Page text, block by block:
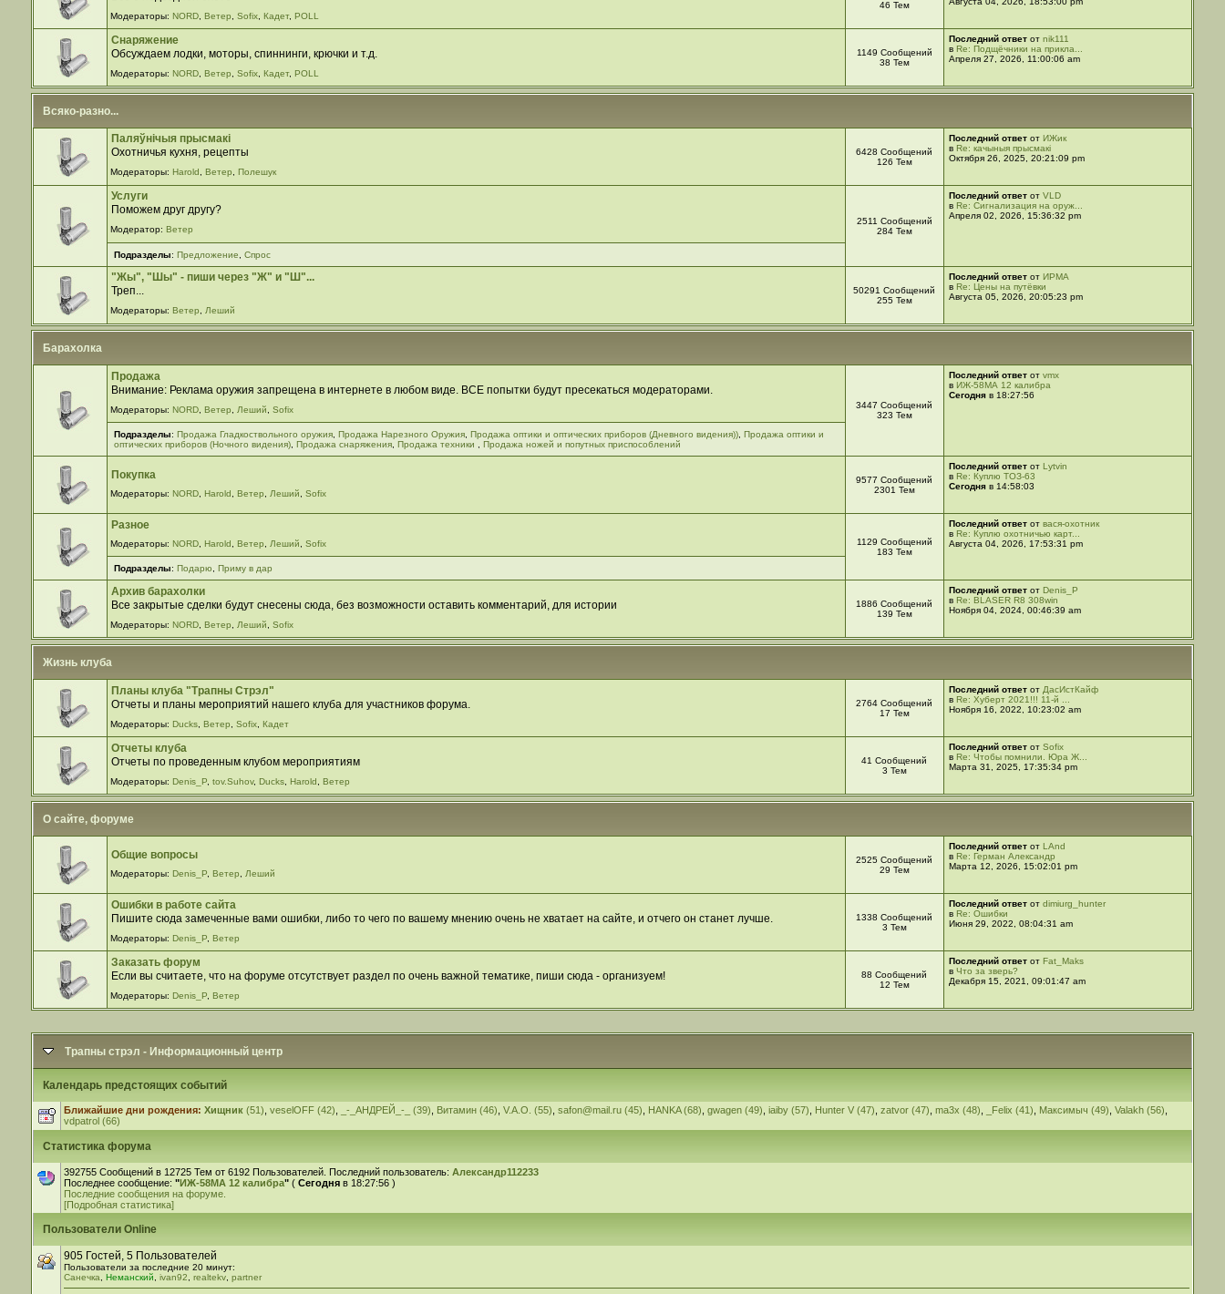
Модераторы:NORD ,Ветер ,Sofix ,Кадет,POLL
46 Тем
Снаряжение
Обсуждаем лодки, моторы, спиннинги, крючки и т.д.
Модераторы:NORD ,Ветер ,Sofix ,Кадет,POLL
1149 Сообщений
38 Тем
Последний ответот nik111
в Re: Подщёчники на прикла...
Апреля 27, 2026, 11:00:06 am
Всяко-разно...
Паляўнiчыя прысмакi
Охотничья кухня, рецепты
Модераторы: Harold , Ветер, Полешук
6428 Сообщений
126 Тем
Последний ответот ИЖик
в Re: качыныя прысмакі
Октября 26, 2025, 20:21:09 pm
Услуги
Поможем друг другу?
Модератор: Ветер
2511 Сообщений
284 Тем
Последний ответот VLD
в Re: Сигнализация на оруж...
Апреля 02, 2026, 15:36:32 pm
Подразделы: Предложение Спрос
"Жы", "Шы" - пиши через "Ж" и "Ш"...
Треп...
Модераторы: Ветер,Леший
50291 Сообщений
255 Тем
Последний ответот ИРМА
в Re: Цены на путёвки
Августа 05, 2026, 20:05:23 pm
Барахолка
Продажа
Внимание: Реклама оружия запрещена в интернете в любом виде. ВСЕ попытки будут пресекаться модераторами.
Модераторы:NORD ,Ветер Леший ,Sofix
3447 Сообщений
323 Тем
Последний ответот vmx
в ИЖ-58МА 12 калибра
Сегодняв 18:27:56
Подразделы: Продажа Гладкоствольного оружия, Продажа Нарезного Оружия, Продажа оптики и оптических приборов (Дневного видения)), Продажа оптики и
оптических приборов (Ночного видения), Продажа снаряжения, Продажа техники , Продажа ножей и попутных приспособлений
Покупка
Модераторы:NORD ,Harold ,Ветер Леший ,Sofix
9577 Сообщений
2301 Тем
Последний ответот Lytvin
в Re: Куплю ТОЗ-63
Сегодняв 14:58:03
Разное
Модераторы:NORD ,Harold ,Ветер Леший ,Sofix
1129 Сообщений
183 Тем
Последний ответот вася-охотник
в Re: Куплю охотничью карт...
Августа 04, 2026, 17:53:31 pm
Подразделы: Подарю, Приму в дар
Архив барахолки
Все закрытые сделки будут снесены сюда, без возможности оставить комментарий, для истории
Модераторы:NORD ,Ветер Леший ,Sofix
1886 Сообщений
139 Тем
Последний ответот Denis_P
в Re: BLASER R8 308win
Ноября 04, 2024, 00:46:39 am
Жизнь клуба
Планы клуба "Трапны Стрэл"
Отчеты и планы мероприятий нашего клуба для участников форума.
Модераторы:Ducks ,Ветер ,Sofix ,Кадет
2764 Сообщений
17 Тем
Последний ответот ДасИстКайф
в Re: Хуберт 2021!!! 11-й ...
Ноября 16, 2022, 10:23:02 am
Отчеты клуба
Отчеты по проведенным клубом мероприятиям
Модераторы:Denis_P ,tov.Suhov,Ducks ,Harold ,Ветер
41 Сообщений
3 Тем
Последний ответот Sofix
в Re: Чтобы помнили. Юра Ж...
Марта 31, 2025, 17:35:34 pm
О сайте, форуме
Общие вопросы
Модераторы:Denis_P ,Ветер Леший
2525 Сообщений
29 Тем
Последний ответот LAnd
в Re: Герман Александр
Марта 12, 2026, 15:02:01 pm
Ошибки в работе сайта
Пишите сюда замеченные вами ошибки, либо то чего по вашему мнению очень не хватает на сайте, и отчего он станет лучше.
Модераторы:Denis_P ,Ветер
1338 Сообщений
3 Тем
Последний ответот dimiurg_hunter
в Re: Ошибки
Июня 29, 2022, 08:04:31 am
Заказать форум
Если вы считаете, что на форуме отсутствует раздел по очень важной тематике, пиши сюда - организуем!
Модераторы:Denis_P ,Ветер
88 Сообщений
12 Тем
Последний ответот Fat_Maks
в Что за зверь?
Декабря 15, 2021, 09:01:47 am
Трапны стрэл - Информационный центр
Календарь предстоящих событий
Ближайшие дни рождения: Хищник(51) veselOFF (42) _-_АНДРЕЙ_-_ (39) Витамин (46) V.A.O. (55) safon@mail.ru (45) HANKA (68) gwagen (49) iaiby (57) Hunter V (47) zatvor (47) ma3x (48) _Felix (41) Максимыч (49) Valakh (56)
vdpatrol (66)
Статистика форума
392755 Сообщений в 12725 Тем от 6192 Пользователей. Последний пользователь: Александр112233
Последнее сообщение: "ИЖ-58МА 12 калибра"( Сегодняв 18:27:56 )
Последние сообщения на форуме.
[Подробная статистика]
Пользователи Online
905 Гостей, 5 Пользователей
Пользователи за последние 20 минут:
Санечка
,Неманский ,ivan92 ,realtekv ,partner